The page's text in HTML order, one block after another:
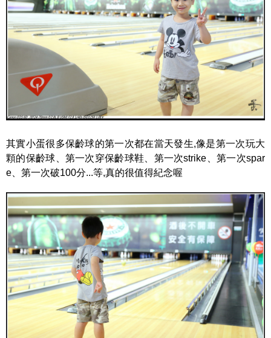
其實小蛋很多保齡球的第一次都在當天發生,像是第一次玩大
顆的保齡球、第一次穿保齡球鞋、第一次strike、第一次spar
e、第一次破100分...等,真的很值得紀念喔